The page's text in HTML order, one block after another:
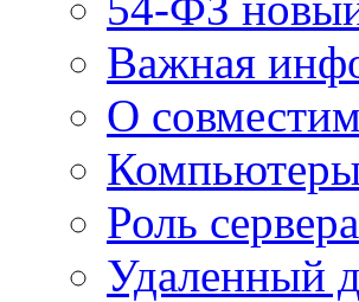
Важная
О
Роль сервера
Удаленный